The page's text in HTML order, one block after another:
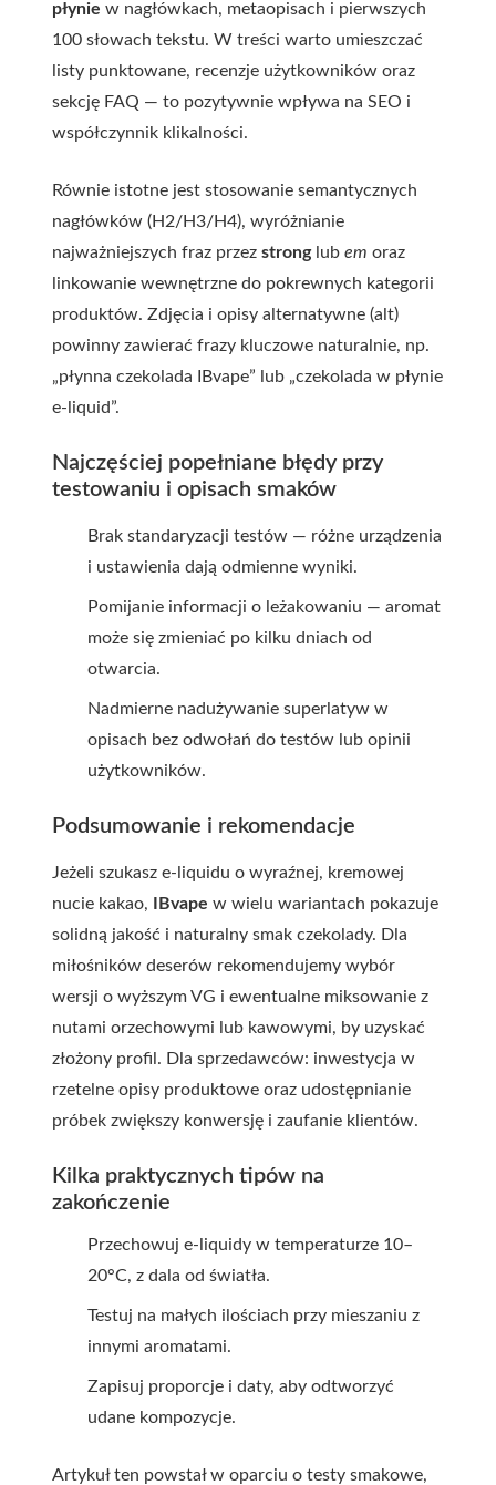
płynie w nagłówkach, metaopisach i pierwszych
100 słowach tekstu. W treści warto umieszczać
listy punktowane, recenzje użytkowników oraz
sekcję FAQ — to pozytywnie wpływa na SEO i
współczynnik klikalności.
Równie istotne jest stosowanie semantycznych
nagłówków (H2/H3/H4), wyróżnianie
najważniejszych fraz przez stronglub em oraz
linkowanie wewnętrzne do pokrewnych kategorii
produktów. Zdjęcia i opisy alternatywne (alt)
powinny zawierać frazy kluczowe naturalnie, np.
„płynna czekolada IBvape” lub „czekolada w płynie
e-liquid”.
Najczęściej popełniane błędy przy
testowaniu i opisach smaków
Brak standaryzacji testów — różne urządzenia
i ustawienia dają odmienne wyniki.
Pomijanie informacji o leżakowaniu — aromat
może się zmieniać po kilku dniach od
otwarcia.
Nadmierne nadużywanie superlatyw w
opisach bez odwołań do testów lub opinii
użytkowników.
Podsumowanie i rekomendacje
Jeżeli szukasz e-liquidu o wyraźnej, kremowej
nucie kakao,
IBvape w wielu wariantach pokazuje
solidną jakość i naturalny smak czekolady. Dla
miłośników deserów rekomendujemy wybór
wersji o wyższym VG i ewentualne miksowanie z
nutami orzechowymi lub kawowymi, by uzyskać
złożony profil. Dla sprzedawców: inwestycja w
rzetelne opisy produktowe oraz udostępnianie
próbek zwiększy konwersję i zaufanie klientów.
Kilka praktycznych tipów na
zakończenie
Przechowuj e-liquidy w temperaturze 10–
20°C, z dala od światła.
Testuj na małych ilościach przy mieszaniu z
innymi aromatami.
Zapisuj proporcje i daty, aby odtworzyć
udane kompozycje.
Artykuł ten powstał w oparciu o testy smakowe,